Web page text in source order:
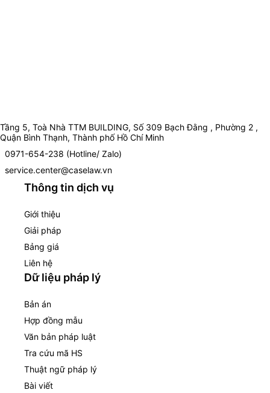
Tầng 5, Toà Nhà TTM BUILDING, Số 309 Bạch Đằng , Phường 2 ,
Quận Bình Thạnh, Thành phố Hồ Chí Minh
0971-654-238 (Hotline/ Zalo)
service.center@caselaw.vn
Thông tin dịch vụ
Giới thiệu
Giải pháp
Bảng giá
Liên hệ
Dữ liệu pháp lý
Bản án
Hợp đồng mẫu
Văn bản pháp luật
Tra cứu mã HS
Thuật ngữ pháp lý
Bài viết